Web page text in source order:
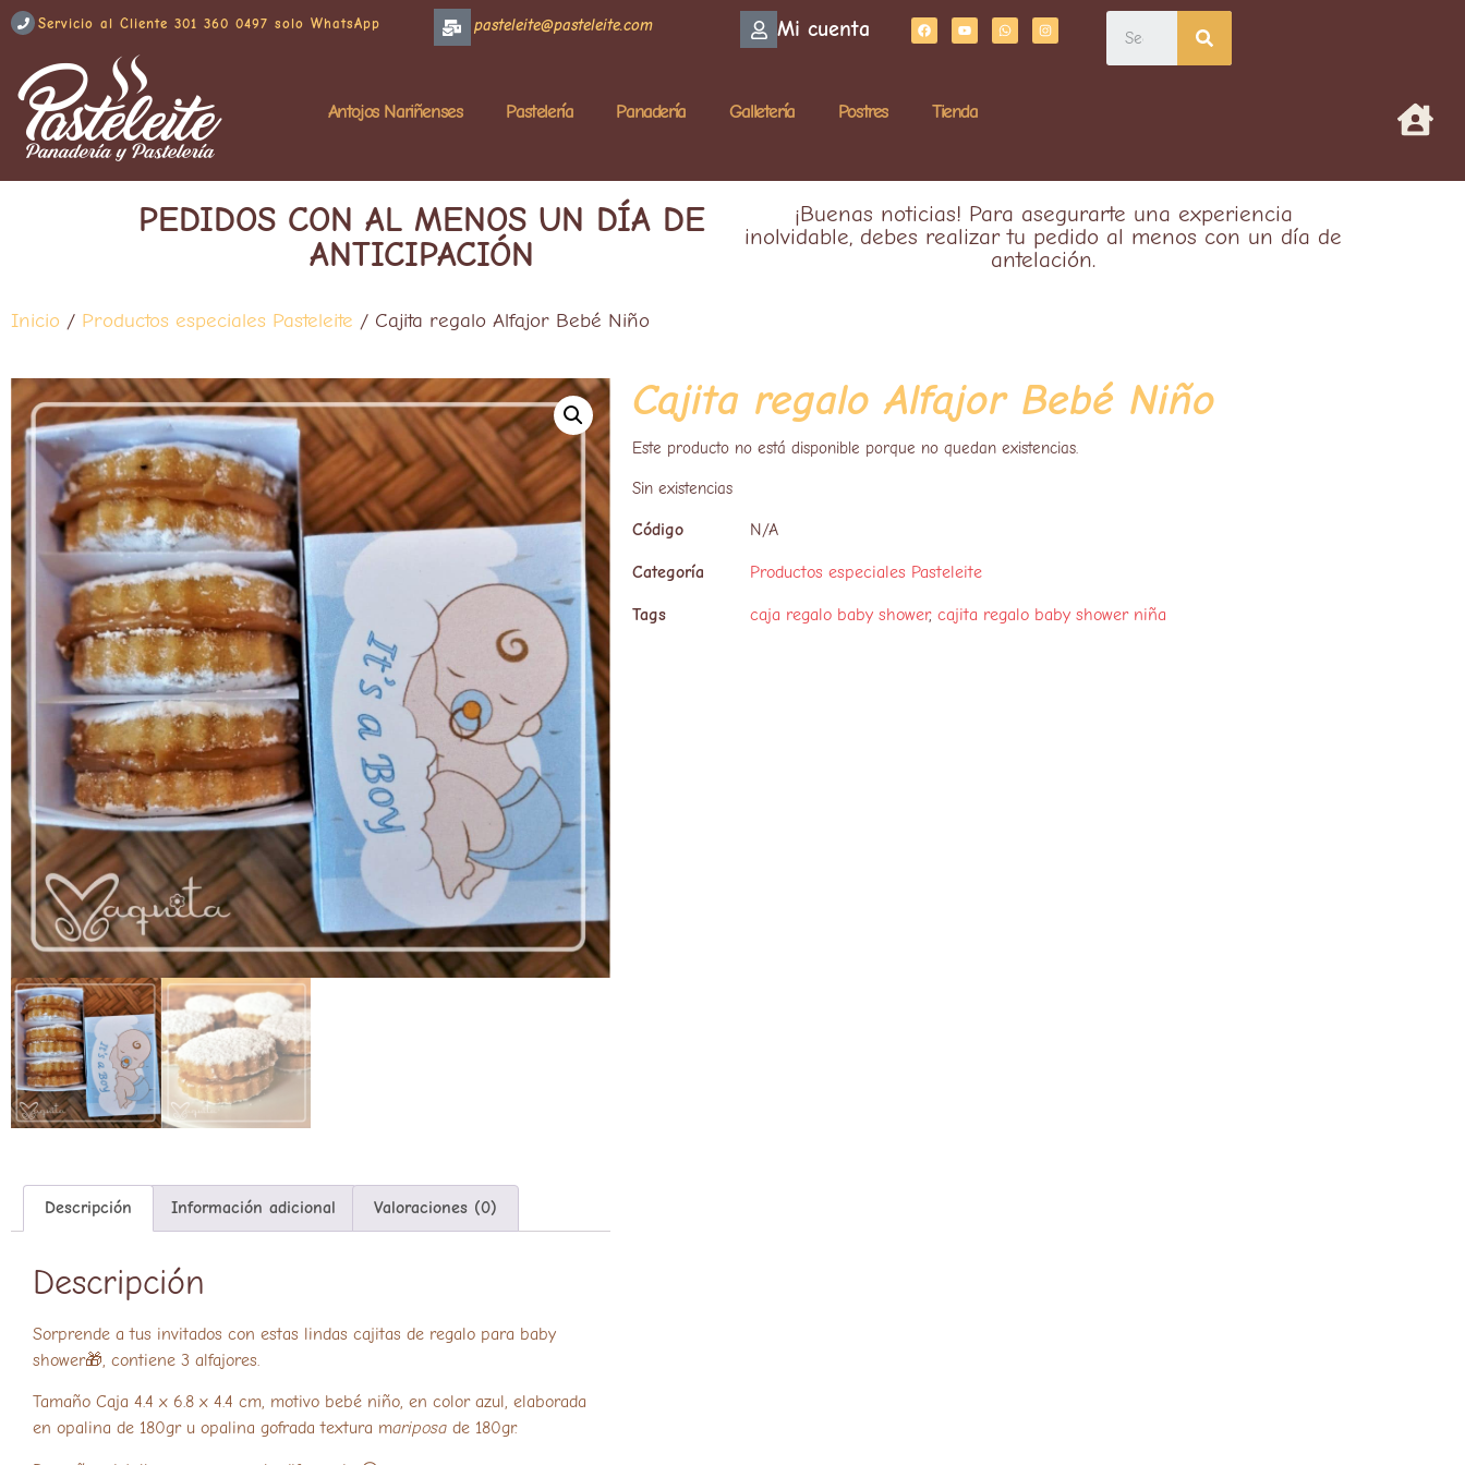
Servicio al Cliente 301 360 0497 solo WhatsApp pasteleite@pasteleite.com Mi cuenta
Antojos Nariñenses Pastelería Panadería Galletería Postres Tienda
PEDIDOS CON AL MENOS UN DÍA DE
ANTICIPACIÓN
¡Buenas noticias! Para asegurarte una experiencia
inolvidable, debes realizar tu pedido al menos con un día de
antelación.
Inicio / Productos especiales Pasteleite / Cajita regalo Alfajor Bebé Niño
Cajita regalo Alfajor Bebé Niño
Este producto no está disponible porque no quedan existencias.
Sin existencias
Código N/A
Categoría Productos especiales Pasteleite
Tags caja regalo baby shower, cajita regalo baby shower niña
Descripción Información adicional Valoraciones (0)
Descripción
Sorprende a tus invitados con estas lindas cajitas de regalo para baby
shower🎁, contiene 3 alfajores.
Tamaño Caja 4.4 x 6.8 x 4.4 cm, motivo bebé niño, en color azul, elaborada
en opalina de 180gr u opalina gofrada textura mariposa de 180gr.